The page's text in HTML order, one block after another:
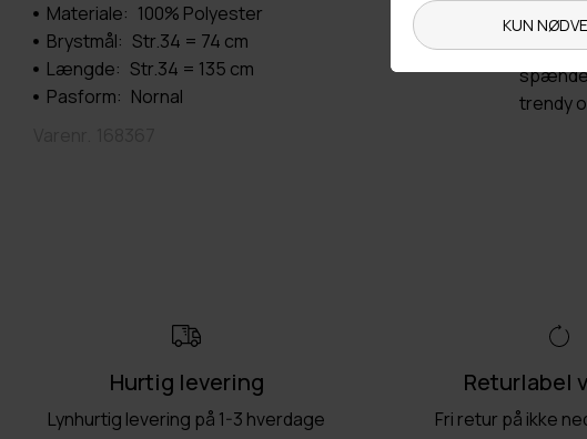
Materiale: 100% Polyester
Brystmål: Str.34 = 74 cm
Længde: Str.34 = 135 cm
Pasform: Nornal
trendy
Hurtig levering
Lynhurtig levering på 1-3 hverdage
Returlabel
Fri retur på ikke